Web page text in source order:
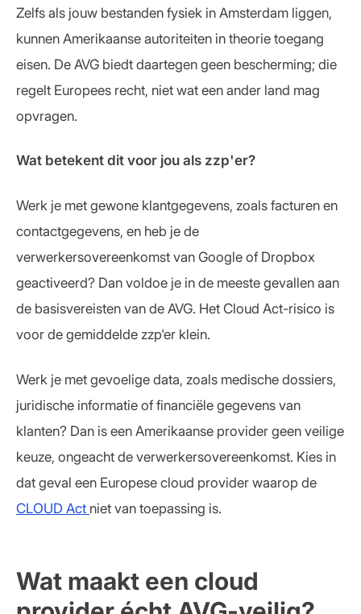
Zelfs als jouw bestanden fysiek in Amsterdam liggen,
kunnen Amerikaanse autoriteiten in theorie toegang
eisen. De AVG biedt daartegen geen bescherming; die
regelt Europees recht, niet wat een ander land mag
opvragen.
Wat betekent dit voor jou als zzp'er?
Werk je met gewone klantgegevens, zoals facturen en
contactgegevens, en heb je de
verwerkersovereenkomst van Google of Dropbox
geactiveerd? Dan voldoe je in de meeste gevallen aan
de basisvereisten van de AVG. Het Cloud Act-risico is
voor de gemiddelde zzp'er klein.
Werk je met gevoelige data, zoals medische dossiers,
juridische informatie of financiële gegevens van
klanten? Dan is een Amerikaanse provider geen veilige
keuze, ongeacht de verwerkersovereenkomst. Kies in
dat geval een Europese cloud provider waarop de
CLOUD Act niet van toepassing is.
Wat maakt een cloud